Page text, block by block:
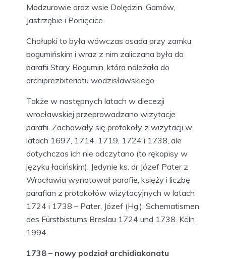
Modzurowie oraz wsie Dolędzin, Gamów,
Jastrzębie i Ponięcice.
Chałupki to była wówczas osada przy zamku
bogumińskim i wraz z nim zaliczana była do
parafii Stary Bogumin, która należała do
archiprezbiteriatu wodzisławskiego.
Także w następnych latach w diecezji
wrocławskiej przeprowadzano wizytacje
parafii. Zachowały się protokoły z wizytacji w
latach 1697, 1714, 1719, 1724 i 1738, ale
dotychczas ich nie odczytano (to rękopisy w
języku łacińskim). Jedynie ks. dr Józef Pater z
Wrocławia wynotował parafie, księży i liczbę
parafian z protokołów wizytacyjnych w latach
1724 i 1738 – Pater, Józef (Hg.): Schematismen
des Fürstbistums Breslau 1724 und 1738. Köln
1994.
1738 – nowy podział archidiakonatu